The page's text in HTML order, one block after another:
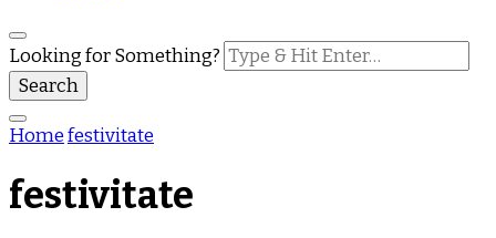
Looking for Something?
Homefestivitate
festivitate